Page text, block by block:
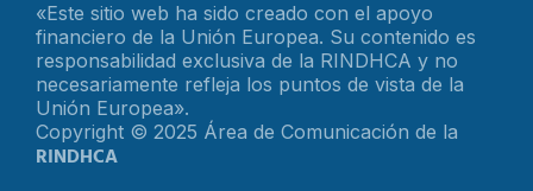
«Este sitio web ha sido creado con el apoyo
financiero de la Unión Europea. Su contenido es
responsabilidad exclusiva de la RINDHCA y no
necesariamente refleja los puntos de vista de la
Unión Europea».
Copyright © 2025 Área de Comunicación de la
RINDHCA